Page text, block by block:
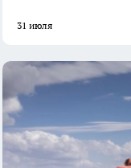
31 июля